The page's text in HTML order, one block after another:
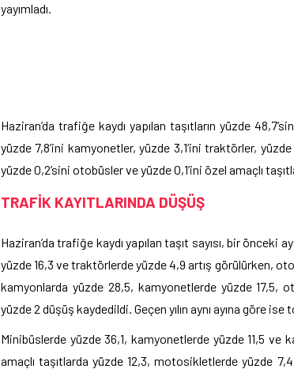
yayımladı.
Haziran’da trafiğe kaydı yapılan taşıtların yüzde
yüzde 7,8’ini kamyonetler, yüzde 3,1’ini traktörler, yüzde
yüzde 0,2’sini otobüsler ve yüzde 0,1’ini özel amaçlı
TRAFİK KAYITLARINDA DÜŞÜŞ
Haziran’da trafiğe kaydı yapılan taşıt sayısı, bir önceki
yüzde 16,3 ve traktörlerde yüzde 4,9 artış görülürken,
kamyonlarda yüzde 28,5, kamyonetlerde yüzde 17,5,
yüzde 2 düşüş kaydedildi. Geçen yılın aynı ayına göre
Minibüslerde yüzde 36,1, kamyonetlerde yüzde 11,5 ve
amaçlı taşıtlarda yüzde 12,3, motosikletlerde yüzde